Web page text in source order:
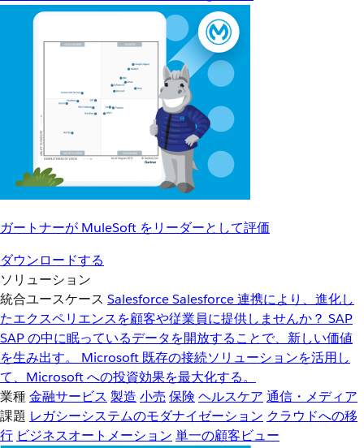
ガートナーが MuleSoft をリーダーとして評価
ダウンロードする
ソリューション
統合ユースケース SalesforceSalesforce 連携により、進化し
たエクスペリエンスを顧客や従業員に提供しませんか？ SAP
SAP の中に眠っているデータを開放することで、新しい価値
を生み出す。
Microsoft 既存の接続ソリューションを活用し
て、Microsoft への投資効果を最大化する。
業種金融サービス 製造 小売 保険 ヘルスケア 通信・メディア
課題 レガシーシステムのモダナイゼーション クラウドへの移
行 ビジネスオートメーション 単一の顧客ビュー